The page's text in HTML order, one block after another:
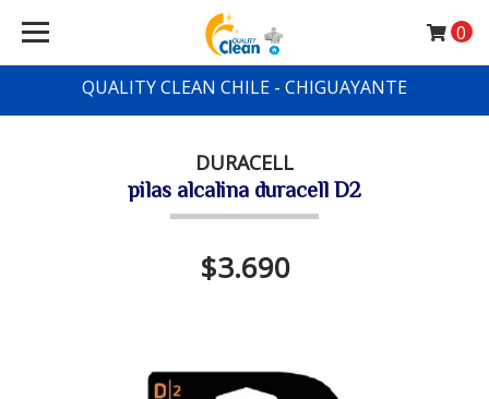
QUALITY CLEAN CHILE - CHIGUAYANTE
0
DURACELL
pilas alcalina duracell D2
$3.690